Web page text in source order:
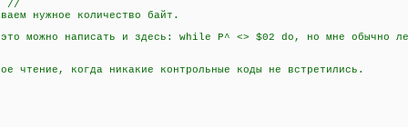
//
нужное количество байт.
написать и здесь: while P^ <> $02 do, но мне обычно
когда никакие контрольные коды не встретились.